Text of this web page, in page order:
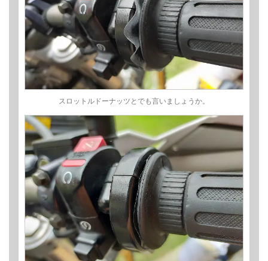
スロットルドーナッツとでも言いましょうか。